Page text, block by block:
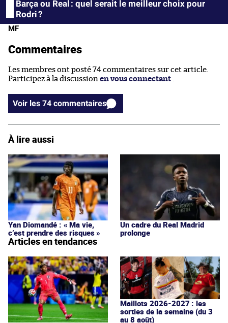
Barça ou Real : quel serait le meilleur choix pour
Rodri ?
MF
Commentaires
Les membres ont posté 74 commentaires sur cet article.
Participez à la discussion en vous connectant .
Voir les 74 commentaires
À lire aussi
Yan Diomandé : « Ma vie,
c’est prendre des risques »
Un cadre du Real Madrid
prolonge
Articles en tendances
Maillots 2026-2027 : les
sorties de la semaine (du 3
au 8 août)